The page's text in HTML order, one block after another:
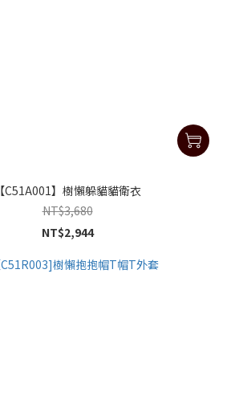
【C51A001】樹懶躲貓貓衛衣
NT$3,680
NT$2,944